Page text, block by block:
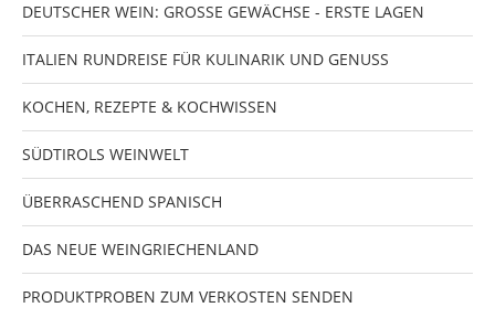
DEUTSCHER WEIN: GROSSE GEWÄCHSE - ERSTE LAGEN
ITALIEN RUNDREISE FÜR KULINARIK UND GENUSS
KOCHEN, REZEPTE & KOCHWISSEN
SÜDTIROLS WEINWELT
ÜBERRASCHEND SPANISCH
DAS NEUE WEINGRIECHENLAND
PRODUKTPROBEN ZUM VERKOSTEN SENDEN